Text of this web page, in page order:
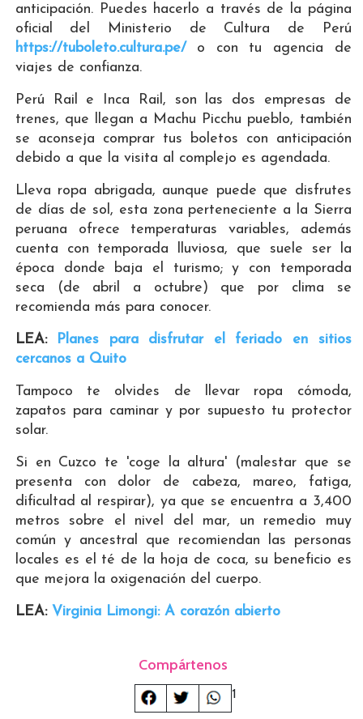
anticipación. Puedes hacerlo a través de la página
oficial del Ministerio de Cultura de Perú
https://tuboleto.cultura.pe/ o con tu agencia de
viajes de confianza.
Perú Rail e Inca Rail, son las dos empresas de
trenes, que llegan a Machu Picchu pueblo, también
se aconseja comprar tus boletos con anticipación
debido a que la visita al complejo es agendada.
Lleva ropa abrigada, aunque puede que disfrutes
de días de sol, esta zona perteneciente a la Sierra
peruana ofrece temperaturas variables, además
cuenta con temporada lluviosa, que suele ser la
época donde baja el turismo; y con temporada
seca (de abril a octubre) que por clima se
recomienda más para conocer.
LEA:
Planes para disfrutar el feriado en sitios
cercanos a Quito
Tampoco te olvides de llevar ropa cómoda,
zapatos para caminar y por supuesto tu protector
solar.
Si en Cuzco te 'coge la altura' (malestar que se
presenta con dolor de cabeza, mareo, fatiga,
dificultad al respirar), ya que se encuentra a 3,400
metros sobre el nivel del mar, un remedio muy
común y ancestral que recomiendan las personas
locales es el té de la hoja de coca, su beneficio es
que mejora la oxigenación del cuerpo.
LEA: Virginia Limongi: A corazón abierto
Compártenos
1